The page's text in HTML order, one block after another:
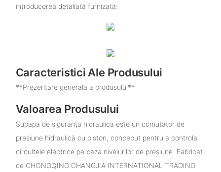
introducerea detaliată furnizată:
Caracteristici Ale Produsului
**Prezentare generală a produsului**
Valoarea Produsului
Supapa de siguranță hidraulică este un comutator de
presiune hidraulică cu piston, conceput pentru a controla
circuitele electrice pe baza nivelurilor de presiune. Fabricat
de CHONGQING CHANGJIA INTERNATIONAL TRADING